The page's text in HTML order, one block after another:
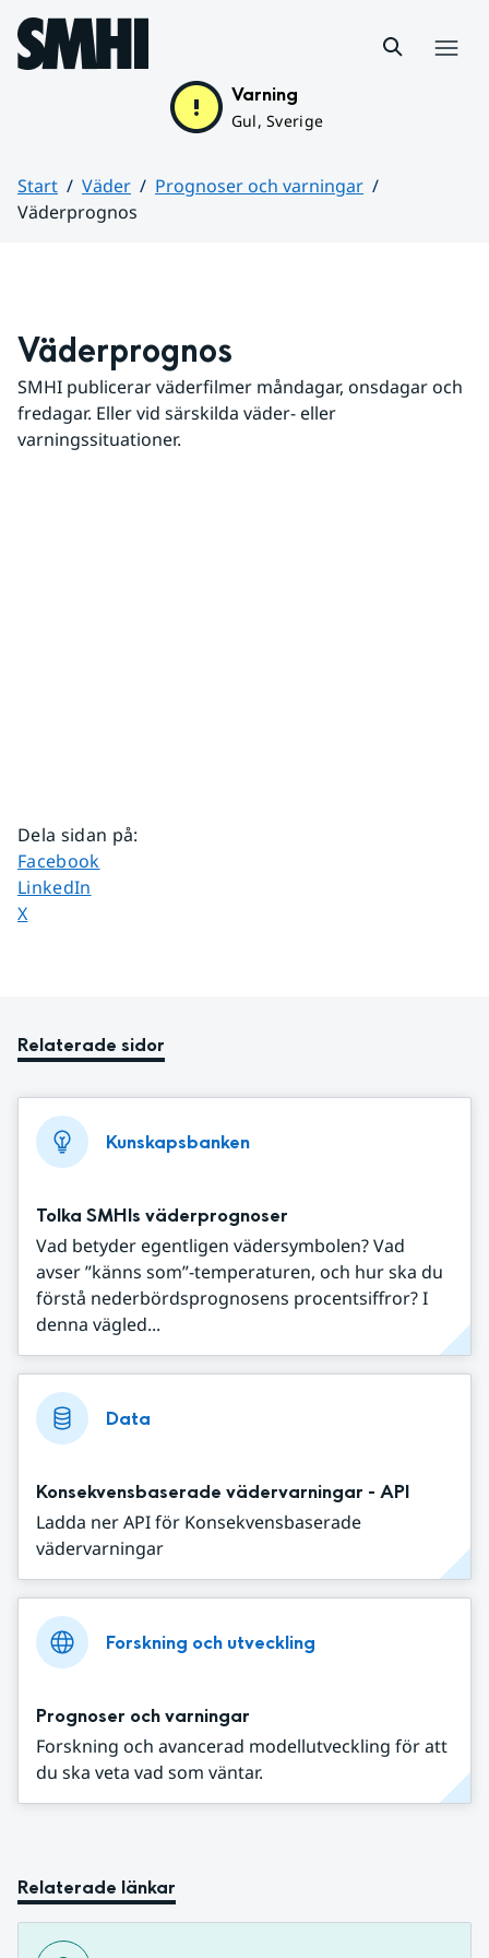
Hoppa till sidans innehåll
Varning
Gul, Sverige
Start Väder
Prognoser och varningar
Väderprognos
Väderprognos
SMHI publicerar väderfilmer måndagar, onsdagar och
fredagar. Eller vid särskilda väder- eller
varningssituationer.
Dela sidan på:
Dela sidan på
Facebook
Dela sidan på
LinkedIn
Dela sidan på
X
Relaterade sidor
Kunskapsbanken
Tolka SMHIs väderprognoser
Vad betyder egentligen vädersymbolen? Vad
avser ”känns som”-temperaturen, och hur ska du
förstå nederbördsprognosens procentsiffror? I
denna vägled...
Data
Konsekvensbaserade vädervarningar - API
Ladda ner API för Konsekvensbaserade
vädervarningar
Forskning och utveckling
Prognoser och varningar
Forskning och avancerad modellutveckling för att
du ska veta vad som väntar.
Relaterade länkar